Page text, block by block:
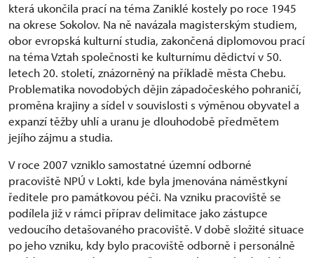
která ukončila prací na téma Zaniklé kostely po roce 1945
na okrese Sokolov. Na ně navázala magisterským studiem,
obor evropská kulturní studia, zakončená diplomovou prací
na téma Vztah společnosti ke kulturnímu dědictví v 50.
letech 20. století, znázorněný na příkladě města Chebu.
Problematika novodobých dějin západočeského pohraničí,
proměna krajiny a sídel v souvislosti s výměnou obyvatel a
expanzí těžby uhlí a uranu je dlouhodobě předmětem
jejího zájmu a studia.
V roce 2007 vzniklo samostatné územní odborné
pracoviště NPÚ v Lokti, kde byla jmenována náměstkyní
ředitele pro památkovou péči. Na vzniku pracoviště se
podílela již v rámci příprav delimitace jako zástupce
vedoucího detašovaného pracoviště. V době složité situace
po jeho vzniku, kdy bylo pracoviště odborně i personálně